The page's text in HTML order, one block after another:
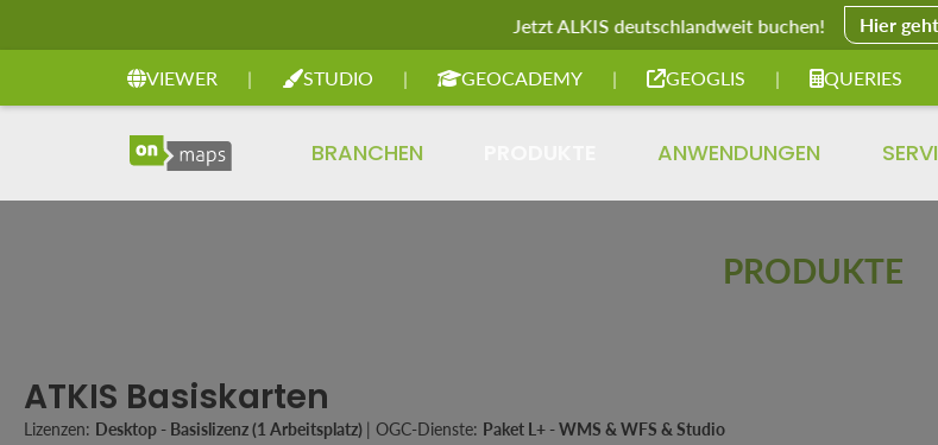
Jetzt ALKIS deutschlandweit buchen! Hier
VIEWER | STUDIO | GEOCADEMY | GEOGLIS | QUERIES
BRANCHEN ANWENDUNGEN
PRODUKTE
ATKIS Basiskarten
Lizenzen: Desktop - Basislizenz (1 Arbeitsplatz) | OGC-Dienste: Paket L+ - WMS & WFS & Studio